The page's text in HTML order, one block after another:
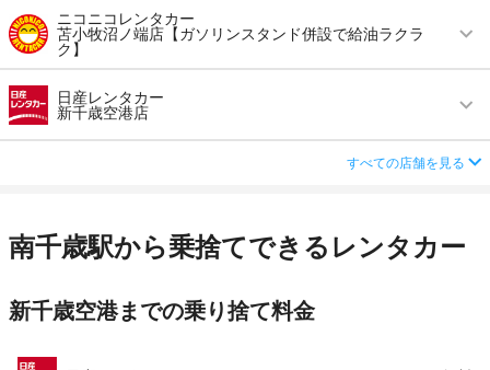
この店舗でレンタカーを探す
住所 北海道千歳市美々758-137
店舗詳細
この店舗でレンタカーを探す
営業時間 毎日 08:00 ～ 21:00
アクセス
住所 北海道千歳市美々758-134
ニコニコレンタカー
苫小牧沼ノ端店【ガソリンスタンド併設で給油ラクラ
ク】
営業時間
アクセス 沼ノ端駅より無料送迎車で約4分
この店舗でレンタカーを探す
日産レンタカー
新千歳空港店
住所 北海道千歳市柏台南２−２−５
この店舗でレンタカーを探す
すべての店舗を見る
南千歳駅から乗捨てできるレンタカー
新千歳空港までの乗り捨て料金